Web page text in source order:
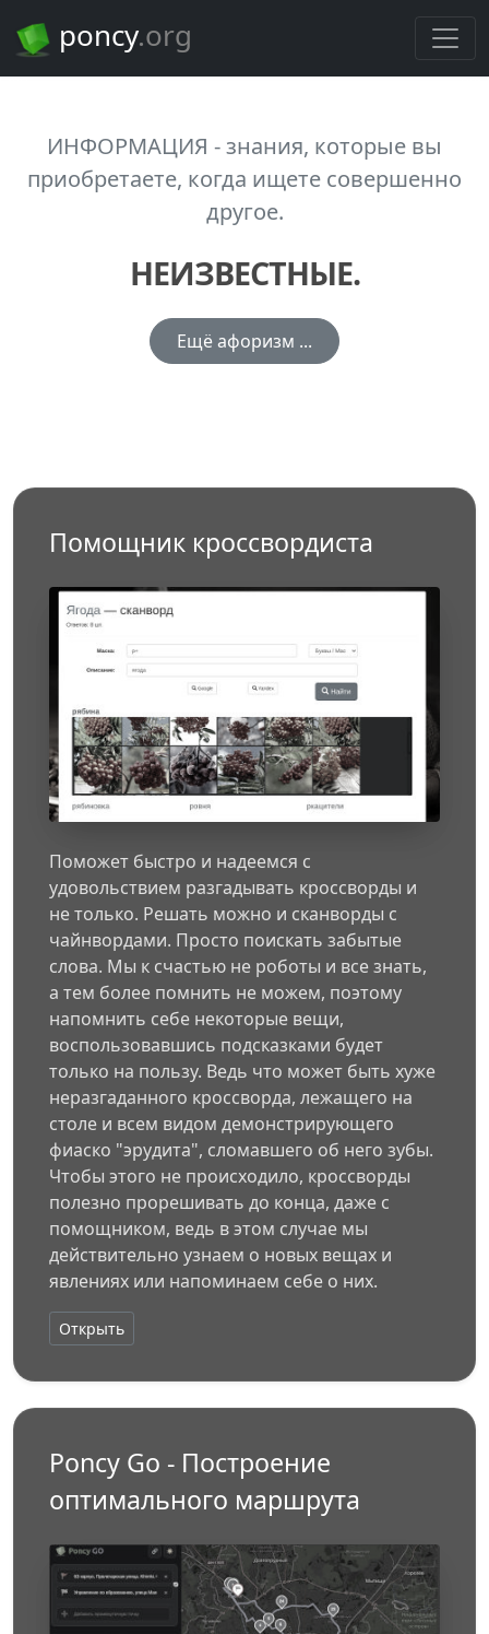
poncy.org
ИНФОРМАЦИЯ - знания, которые вы
приобретаете, когда ищете совершенно
другое.
НЕИЗВЕСТНЫЕ.
Ещё афоризм ...
Помощник кроссвордиста
Поможет быстро и надеемся с
удовольствием разгадывать кроссворды и
не только. Решать можно и сканворды с
чайнвордами. Просто поискать забытые
слова. Мы к счастью не роботы и все знать,
а тем более помнить не можем, поэтому
напомнить себе некоторые вещи,
воспользовавшись подсказками будет
только на пользу. Ведь что может быть хуже
неразгаданного кроссворда, лежащего на
столе и всем видом демонстрирующего
фиаско "эрудита", сломавшего об него зубы.
Чтобы этого не происходило, кроссворды
полезно прорешивать до конца, даже с
помощником, ведь в этом случае мы
действительно узнаем о новых вещах и
явлениях или напоминаем себе о них.
Открыть
Poncy Go - Построение
оптимального маршрута